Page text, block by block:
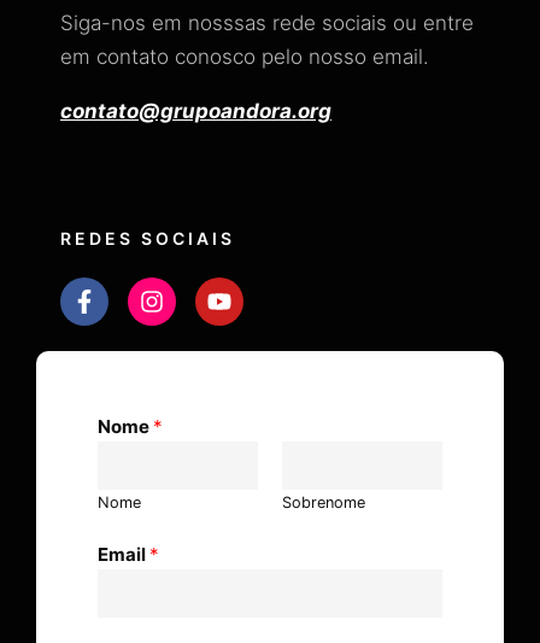
Siga-nos em nosssas rede sociais ou entre
em contato conosco pelo nosso email.
contato@grupoandora.org
REDES SOCIAIS
Nome *
Nome Sobrenome
Email *